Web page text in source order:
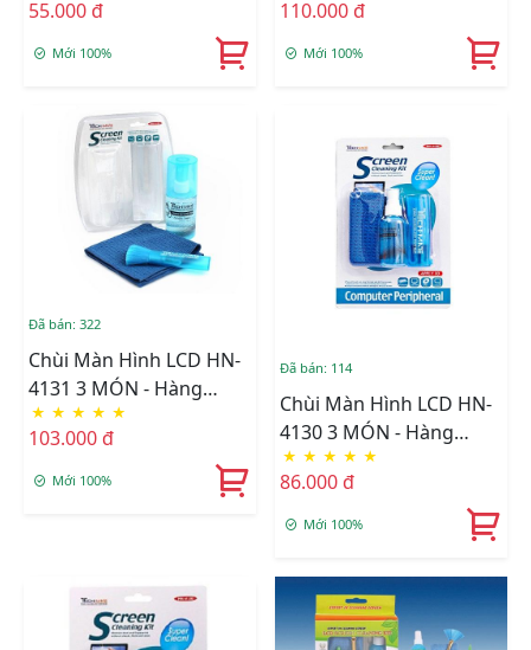
55.000 đ
Mới 100%
110.000 đ
Mới 100%
Đã bán: 322
Chùi Màn Hình LCD HN-
4131 3 MÓN - Hàng
Nhập Khẩu
★ ★ ★ ★ ★
103.000 đ
Mới 100%
Đã bán: 114
Chùi Màn Hình LCD HN-
4130 3 MÓN - Hàng
Nhập Khẩu
★ ★ ★ ★ ★
86.000 đ
Mới 100%